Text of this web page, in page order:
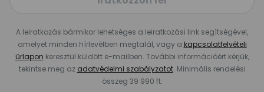
A leiratkozás bármikor lehetséges a leiratkozási link segítségével,
amelyet minden hírlevélben megtalál, vagy a kapcsolatfelvételi
űrlapon keresztül küldött e-mailben. További információért kérjük,
tekintse meg az adatvédelmi szabályzatot. Minimális rendelési
összeg 39 990 ft.